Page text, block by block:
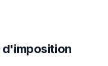
d'imposition